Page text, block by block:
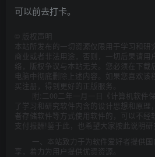
可以前去打卡。
版权声明
本站所发布的一切资源仅限用于学习和研
商业或者非法用途，否则，一切后果请
络，版权争议与本站无关。您必须在下载
电脑中彻底删除上述内容。如果您喜欢该
买注册，得到更好的正版服务。
附:二00二年一月一日《计算机软件
了学习和研究软件内含的设计思想和原
者存储软件等方式使用软件的，可以不经
支付报酬!鉴于此，也希望大家按此说明研
一、本站致力于为软件爱好者提供
享，着力为用户提供优资资源。